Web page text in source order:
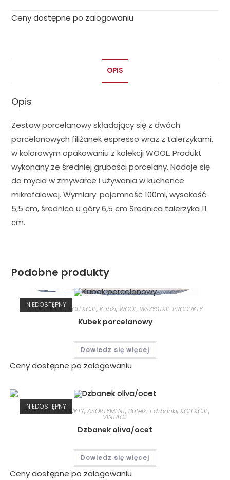
Ceny dostępne po zalogowaniu
OPIS
Opis
Zestaw porcelanowy składający się z dwóch
porcelanowych filiżanek espresso wraz z talerzykami,
w kolorowym opakowaniu z kolekcji WOOL. Produkt
wykonany ze średniej grubości porcelany. Nadaje się
do mycia w zmywarce i używania w kuchence
mikrofalowej. Wymiary: pojemność 100ml, wysokość
5,5 cm, średnica u góry 6,5 cm Średnica talerzyka 11
cm.
Podobne produkty
NIEDOSTĘPNY
ASORTYMENT, KOLEKCJE, Kubki, WOOL, WSZYSTKIE PRODUKTY
Kubek porcelanowy
Dowiedz się więcej
Ceny dostępne po zalogowaniu
NIEDOSTĘPNY
WSZYSTKIE PRODUKTY, ASORTYMENT, Butelki i dzbanki, KOLEKCJE,
VINTAGE
Dzbanek oliva/ocet
Dowiedz się więcej
Ceny dostępne po zalogowaniu